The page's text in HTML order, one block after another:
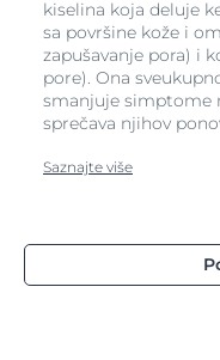
kiselina koja deluje
sa površine kože i
zapušavanje pora) i
pore). Ona
smanjuje simptome
sprečava njihov
Saznajte više